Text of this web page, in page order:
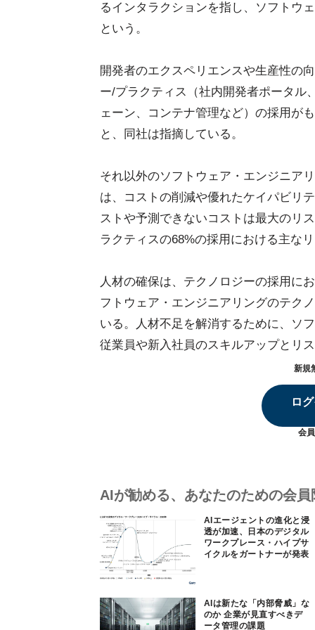
るインタラクションを指し、ソフトウ
という。
開発者のエクスペリエンスや生産性の
ー/プラクティス（社内開発者ポータル
ェーン、コンテナ管理など）の採用が
と、同社は指摘している。
それ以外のソフトウェア・エンジニア
は、コストの削減や優れたケイパビリ
ストや予測できないコストは最大のリ
ラクティスの68%の採用における主な
人材の確保は、テクノロジーの採用に
フトウェア・エンジニアリングのテク
いる。人材不足を解消するために、ソ
従業員や新入社員のスキルアップとリ
新規
ロ
会
AIが勧める、あなたのための会員
AIエージェントの進化と浸
透が加速、日本のデジタル
ワークプレース・ハイプサ
イクルをガートナーが発表
AIは新たな「内部脅威」な
のか 企業が見直すべきデ
ータ管理の課題